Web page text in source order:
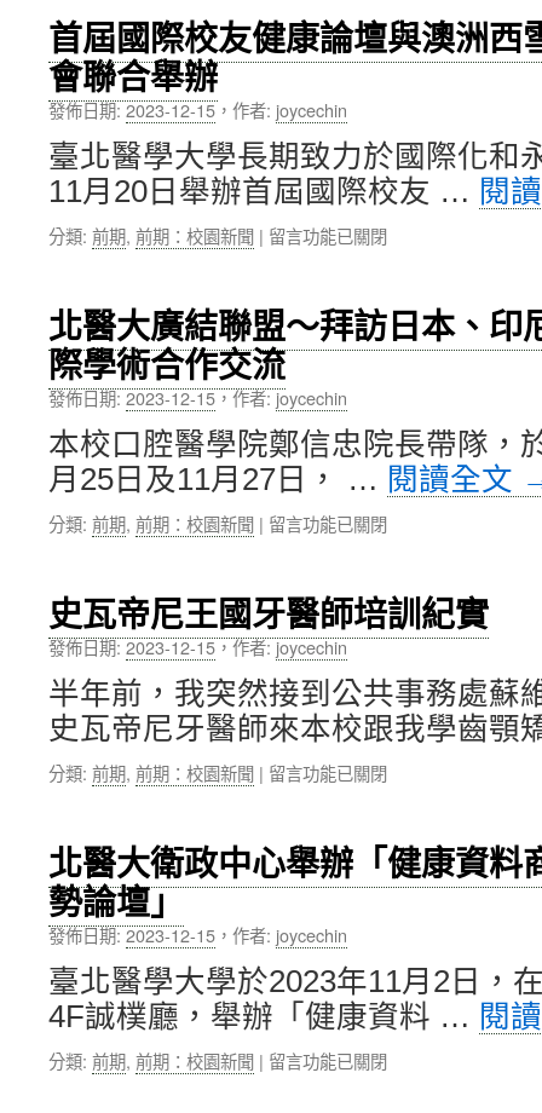
幕
式〉
中
在
北
大
辦〉
中
西
亞
教
官
員
及
中
學
校
察
團
蒞
臨
北
醫
大〉
中
首屆國際校友健康論壇與澳洲西
會聯合舉辦
發佈日期:2023-12-15， 作者: joycechin
臺北醫學大學長期致力於國際化和
11月20日舉辦首屆國際校友 … 閱
分類: 前期, 前期：校園新聞 | 在
國
際
校
友
健
康
論
壇
與
澳
雪
梨
大
訪
臺
研
討
會
舉
辦〉
留言功能已關閉
北醫大廣結聯盟～拜訪日本、印
際學術合作交流
發佈日期:2023-12-15，作者: joycechin
本校口腔醫學院鄭信忠院長帶隊，
月25日及11月27日， … 閱讀全文
分類: 前期, 前期：校園新聞 | 在
大
廣
結
聯
盟
～
拜
訪
日
尼、
蒙
促
國
際
學
術
合
留言功能已關閉
史瓦帝尼王國牙醫師培訓紀實
發佈日期:2023-12-15，作者: joycechin
半年前，我突然接到公共事務處蘇
史瓦帝尼牙醫師來本校跟我學齒
分類: 前期, 前期：校園新聞 | 在
帝
尼
王
牙
醫
師
培
訓
紀
留言功能已關閉
北醫大衛政中心舉辦「健康資料
勢論壇」
發佈日期:2023-12-15 ， 作者: joycechin
臺北醫學大學於2023年11月2日，
4F誠樸廳，舉辦「健康資料 … 閱
分類: 前期, 前期：校園新聞 | 在
留言功能已關閉